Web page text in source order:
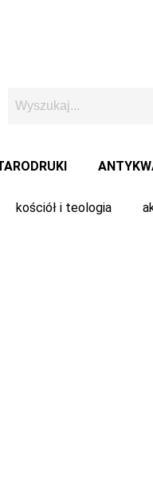
kościół i teologia